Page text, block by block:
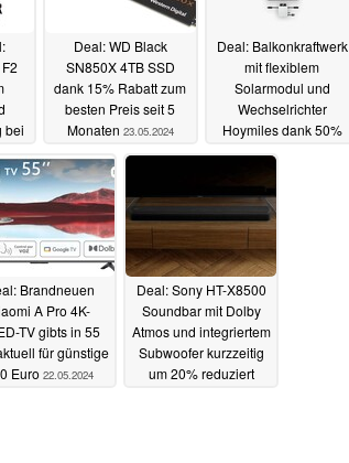
bei
Deal: WD Black
SN850X 4TB SSD
dank 15% Rabatt zum
besten Preis seit 5
Monaten 23.05.2024
Deal: Balkonkraftwerk
mit flexiblem
Solarmodul und
Wechselrichter
Hoymiles dank 50%
Brandneuen
A Pro 4K-
TV gibts in 55
für günstige
Euro 22.05.2024
Deal: Sony HT-X8500
Soundbar mit Dolby
Atmos und integriertem
Subwoofer kurzzeitig
um 20% reduziert